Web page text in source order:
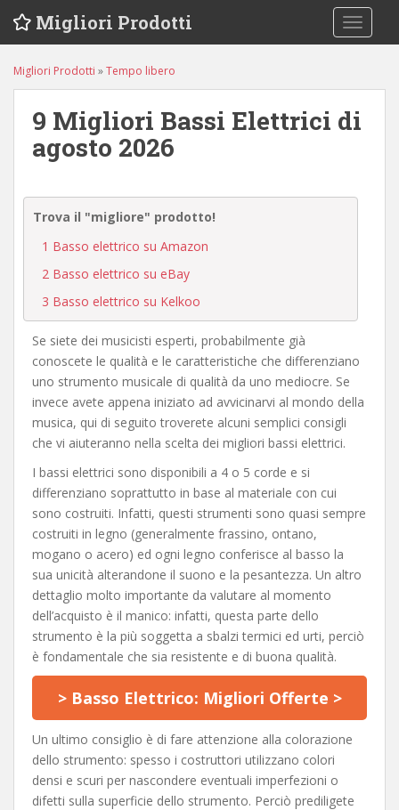
i
Migliori Prodotti
Migliori Prodotti »Tempo libero
9 Migliori Bassi Elettrici di
agosto 2026
Trova il "migliore" prodotto!
1 Basso elettrico su Amazon
2 Basso elettrico su eBay
3 Basso elettrico su Kelkoo
Se siete dei musicisti esperti, probabilmente già
conoscete le qualità e le caratteristiche che differenziano
uno strumento musicale di qualità da uno mediocre. Se
invece avete appena iniziato ad avvicinarvi al mondo della
musica, qui di seguito troverete alcuni semplici consigli
che vi aiuteranno nella scelta dei migliori bassi elettrici.
I bassi elettrici sono disponibili a 4 o 5 corde e si
differenziano soprattutto in base al materiale con cui
sono costruiti. Infatti, questi strumenti sono quasi sempre
costruiti in legno (generalmente frassino, ontano,
mogano o acero) ed ogni legno conferisce al basso la
sua unicità alterandone il suono e la pesantezza. Un altro
dettaglio molto importante da valutare al momento
dell’acquisto è il manico: infatti, questa parte dello
strumento è la più soggetta a sbalzi termici ed urti, perciò
è fondamentale che sia resistente e di buona qualità.
> Basso Elettrico: Migliori Offerte >
Un ultimo consiglio è di fare attenzione alla colorazione
dello strumento: spesso i costruttori utilizzano colori
densi e scuri per nascondere eventuali imperfezioni o
difetti sulla superficie dello strumento. Perciò prediligete